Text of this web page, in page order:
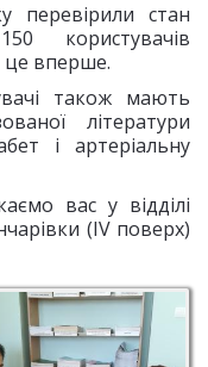
перевірили стан
користувачів
це вперше.
також мають
літератури
і артеріальну
вас у відділі
(ІV поверх)